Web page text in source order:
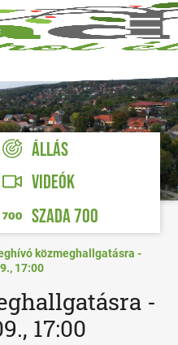
ÁLLÁS
VIDEÓK
SZADA 700
közmeghallgatásra -
17:00
-
17:00